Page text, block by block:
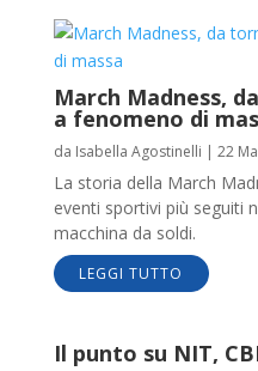
March Madness,
a fenomeno di
da Isabella Agostinelli | 22
La storia della March
eventi sportivi più seguiti
macchina da soldi.
LEGGI TUTTO
Il punto su NIT,